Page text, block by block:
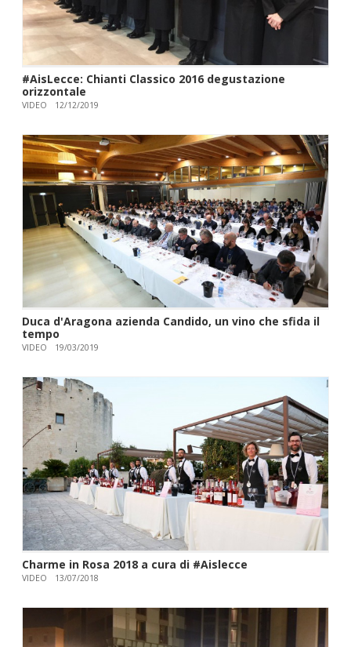
#AisLecce: Chianti Classico 2016 degustazione
orizzontale
VIDEO 12/12/2019
Duca d'Aragona azienda Candido, un vino che sfida il
tempo
VIDEO 19/03/2019
Charme in Rosa 2018 a cura di #Aislecce
VIDEO 13/07/2018